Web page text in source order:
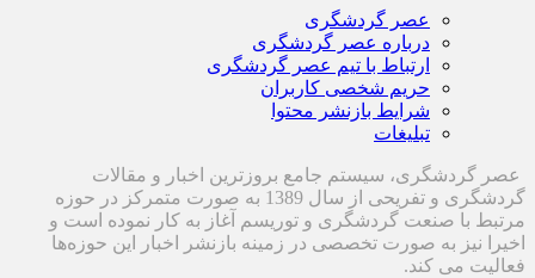
عصر گردشگری
درباره عصر گردشگری
ارتباط با تیم عصر گردشگری
حریم شخصی کاربران
شرایط بازنشر محتوا
تبلیغات
عصر گردشگری، سیستم جامع بروزترین اخبار و مقالات
گردشگری و تفریحی از سال 1389 به صورت متمرکز در حوزه
مرتبط با صنعت گردشگری و توریسم آغاز به کار نموده است و
اخیرا نیز به صورت تخصصی در زمینه بازنشر اخبار این حوزه‌ها
فعالیت می کند.